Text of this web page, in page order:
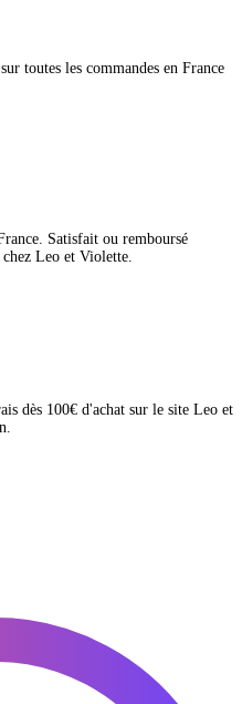
toutes les commandes en France
Satisfait ou remboursé
Leo et Violette.
dès 100€ d'achat sur le site Leo et